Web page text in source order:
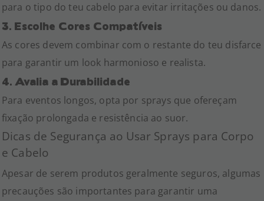
para o tipo do teu cabelo para evitar irritações ou danos.
3. Escolhe Cores Compatíveis
As cores devem combinar com o restante do teu disfarce
para garantir um look harmonioso e realista.
4. Avalia a Durabilidade
Para eventos longos, opta por sprays que ofereçam
fixação prolongada e resistência ao suor.
Dicas de Segurança ao Usar Sprays para Corpo
e Cabelo
Apesar de serem produtos geralmente seguros, algumas
precauções são importantes para garantir uma